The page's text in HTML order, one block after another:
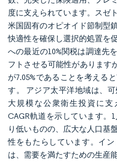
度に支えられています。スゼ
米国固有のオピオイド節制型
快適性を確保し選択的処置を
への最近の10%関税は調達先
フトさせる可能性があります
が7.05%であることを考える
す。 アジア太平洋地域は、
大規模な公衆衛生投資に支
CAGR軌道を示しています。
り低いものの、広大な人口基
性をもたらしています。イ
は、需要を満たすための生産